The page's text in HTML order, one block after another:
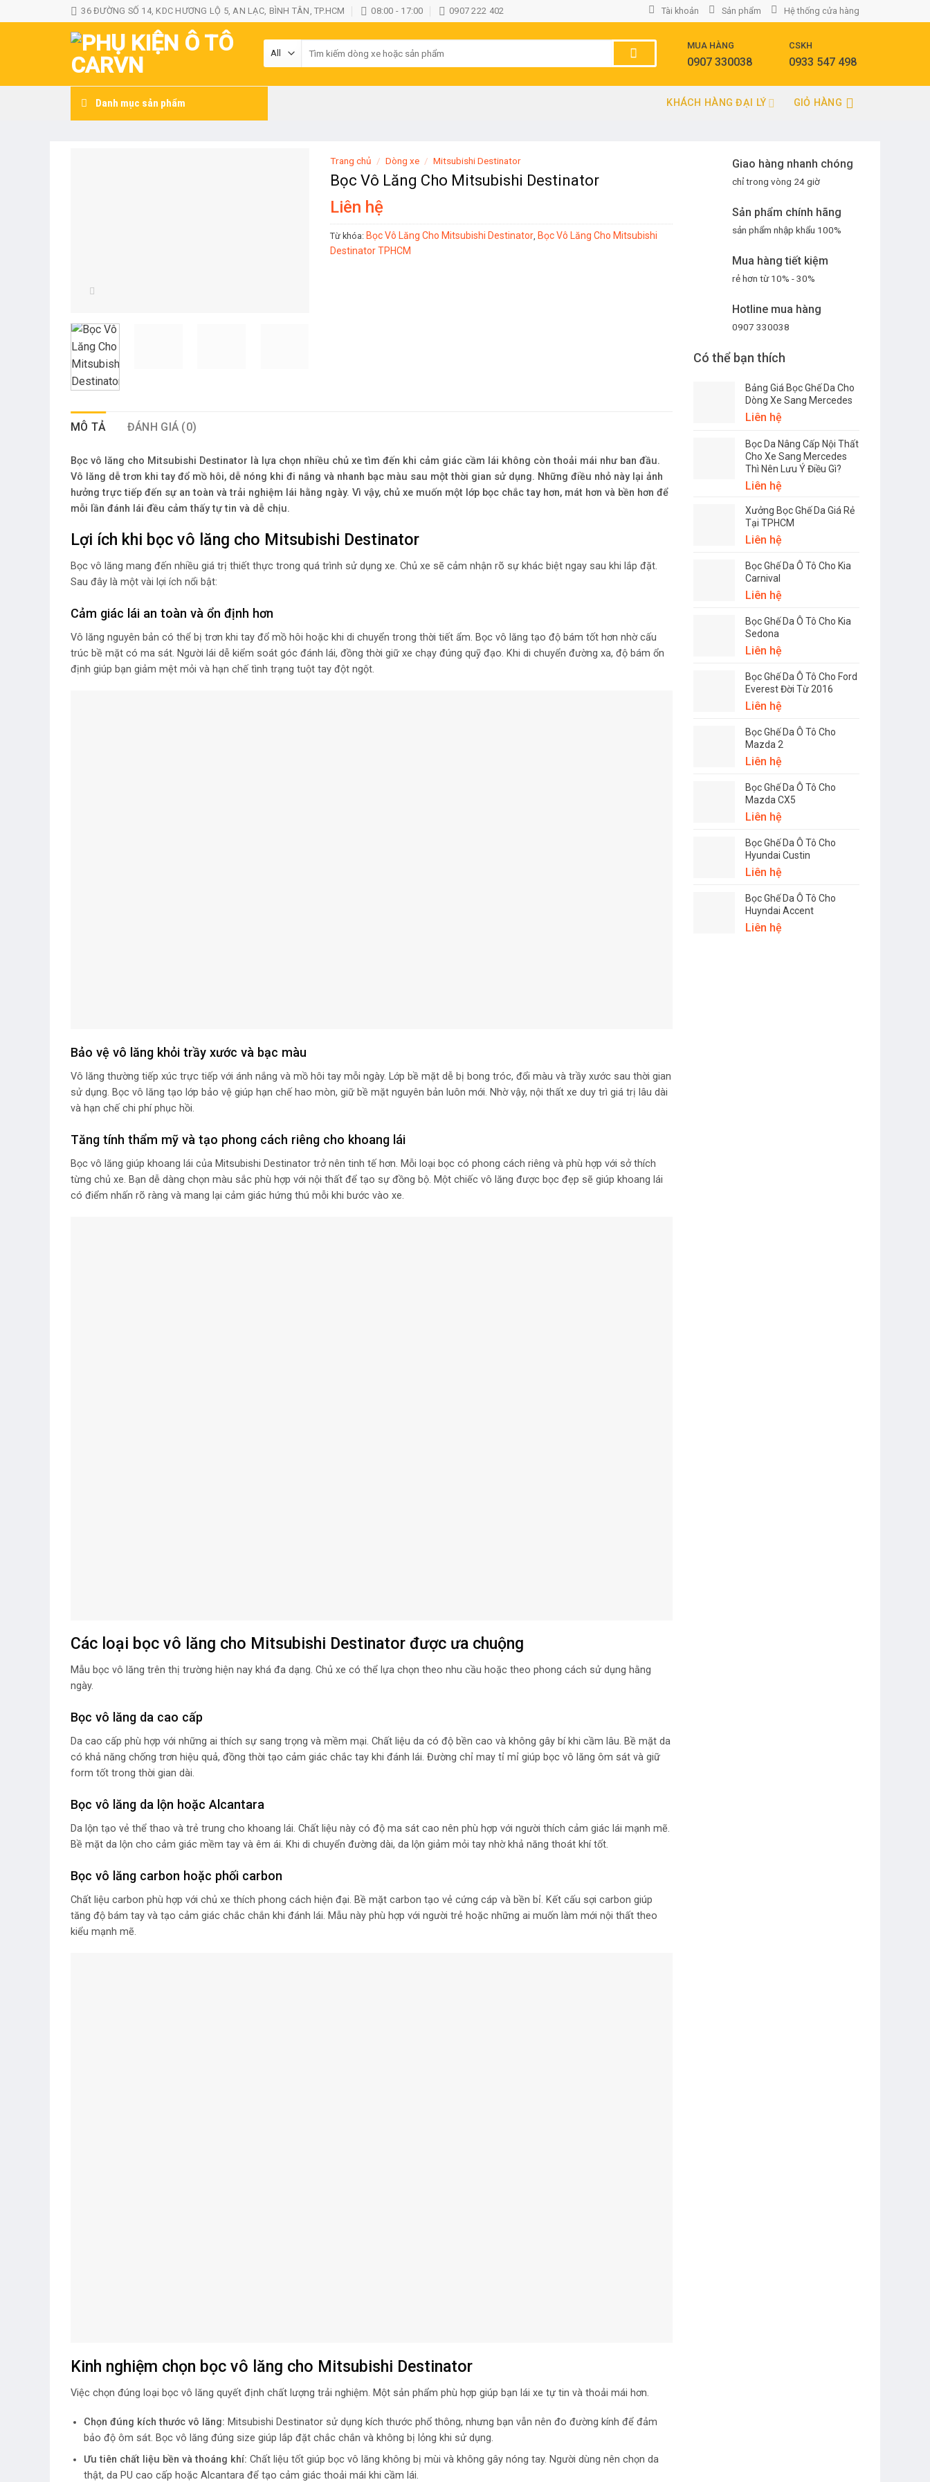
to
36 ĐƯỜNG SỐ 14, KDC HƯƠNG LỘ 5, AN LẠC, BÌNH TÂN, TP.HCM 08:00 - 17:00 0907 222 402 Tài khoản Sản phẩm Hệ thống cửa hàng
MUA HÀNG
0907 330038
CSKH
0933 547 498
Danh mục sản phẩm KHÁCH HÀNG ĐẠI LÝ GIỎ HÀNG
Giao hàng nhanh chóng
chỉ trong vòng 24 giờ
Sản phẩm chính hãng
sản phẩm nhập khẩu 100%
Mua hàng tiết kiệm
rẻ hơn từ 10% - 30%
Hotline mua hàng
0907 330038
Có thể bạn thích
Bảng Giá Bọc Ghế Da Cho
Dòng Xe Sang Mercedes
Liên hệ
Bọc Da Nâng Cấp Nội Thất
Cho Xe Sang Mercedes
Thì Nên Lưu Ý Điều Gì?
Liên hệ
Xưởng Bọc Ghế Da Giá Rẻ
Tại TPHCM
Liên hệ
Bọc Ghế Da Ô Tô Cho Kia
Carnival
Liên hệ
Bọc Ghế Da Ô Tô Cho Kia
Sedona
Liên hệ
Bọc Ghế Da Ô Tô Cho Ford
Everest Đời Từ 2016
Liên hệ
Bọc Ghế Da Ô Tô Cho
Mazda 2
Liên hệ
Bọc Ghế Da Ô Tô Cho
Mazda CX5
Liên hệ
Bọc Ghế Da Ô Tô Cho
Hyundai Custin
Liên hệ
Bọc Ghế Da Ô Tô Cho
Huyndai Accent
Liên hệ
Trang chủ / Dòng xe / Mitsubishi Destinator
Bọc Vô Lăng Cho Mitsubishi Destinator
Liên hệ
Từ khóa: Bọc Vô Lăng Cho Mitsubishi Destinator Bọc Vô Lăng Cho Mitsubishi
Destinator TPHCM
MÔ TẢ ĐÁNH GIÁ (0)
Bọc vô lăng cho Mitsubishi Destinator là lựa chọn nhiều chủ xe tìm đến khi cảm giác cầm lái không còn thoải mái như ban đầu.
Vô lăng dễ trơn khi tay đổ mồ hôi, dễ nóng khi đi nắng và nhanh bạc màu sau một thời gian sử dụng. Những điều nhỏ này lại ảnh
hưởng trực tiếp đến sự an toàn và trải nghiệm lái hằng ngày. Vì vậy, chủ xe muốn một lớp bọc chắc tay hơn, mát hơn và bền hơn để
mỗi lần đánh lái đều cảm thấy tự tin và dễ chịu.
Lợi ích khi bọc vô lăng cho Mitsubishi Destinator
Bọc vô lăng mang đến nhiều giá trị thiết thực trong quá trình sử dụng xe. Chủ xe sẽ cảm nhận rõ sự khác biệt ngay sau khi lắp đặt.
Sau đây là một vài lợi ích nổi bật:
Cảm giác lái an toàn và ổn định hơn
Vô lăng nguyên bản có thể bị trơn khi tay đổ mồ hôi hoặc khi di chuyển trong thời tiết ẩm. Bọc vô lăng tạo độ bám tốt hơn nhờ cấu
trúc bề mặt có ma sát. Người lái dễ kiểm soát góc đánh lái, đồng thời giữ xe chạy đúng quỹ đạo. Khi di chuyển đường xa, độ bám ổn
định giúp bạn giảm mệt mỏi và hạn chế tình trạng tuột tay đột ngột.
Bảo vệ vô lăng khỏi trầy xước và bạc màu
Vô lăng thường tiếp xúc trực tiếp với ánh nắng và mồ hôi tay mỗi ngày. Lớp bề mặt dễ bị bong tróc, đổi màu và trầy xước sau thời gian
sử dụng. Bọc vô lăng tạo lớp bảo vệ giúp hạn chế hao mòn, giữ bề mặt nguyên bản luôn mới. Nhờ vậy, nội thất xe duy trì giá trị lâu dài
và hạn chế chi phí phục hồi.
Tăng tính thẩm mỹ và tạo phong cách riêng cho khoang lái
Bọc vô lăng giúp khoang lái của Mitsubishi Destinator trở nên tinh tế hơn. Mỗi loại bọc có phong cách riêng và phù hợp với sở thích
từng chủ xe. Bạn dễ dàng chọn màu sắc phù hợp với nội thất để tạo sự đồng bộ. Một chiếc vô lăng được bọc đẹp sẽ giúp khoang lái
có điểm nhấn rõ ràng và mang lại cảm giác hứng thú mỗi khi bước vào xe.
Các loại bọc vô lăng cho Mitsubishi Destinator được ưa chuộng
Mẫu bọc vô lăng trên thị trường hiện nay khá đa dạng. Chủ xe có thể lựa chọn theo nhu cầu hoặc theo phong cách sử dụng hằng
ngày.
Bọc vô lăng da cao cấp
Da cao cấp phù hợp với những ai thích sự sang trọng và mềm mại. Chất liệu da có độ bền cao và không gây bí khi cầm lâu. Bề mặt da
có khả năng chống trơn hiệu quả, đồng thời tạo cảm giác chắc tay khi đánh lái. Đường chỉ may tỉ mỉ giúp bọc vô lăng ôm sát và giữ
form tốt trong thời gian dài.
Bọc vô lăng da lộn hoặc Alcantara
Da lộn tạo vẻ thể thao và trẻ trung cho khoang lái. Chất liệu này có độ ma sát cao nên phù hợp với người thích cảm giác lái mạnh mẽ.
Bề mặt da lộn cho cảm giác mềm tay và êm ái. Khi di chuyển đường dài, da lộn giảm mỏi tay nhờ khả năng thoát khí tốt.
Bọc vô lăng carbon hoặc phối carbon
Chất liệu carbon phù hợp với chủ xe thích phong cách hiện đại. Bề mặt carbon tạo vẻ cứng cáp và bền bỉ. Kết cấu sợi carbon giúp
tăng độ bám tay và tạo cảm giác chắc chắn khi đánh lái. Mẫu này phù hợp với người trẻ hoặc những ai muốn làm mới nội thất theo
kiểu mạnh mẽ.
Kinh nghiệm chọn bọc vô lăng cho Mitsubishi Destinator
Việc chọn đúng loại bọc vô lăng quyết định chất lượng trải nghiệm. Một sản phẩm phù hợp giúp bạn lái xe tự tin và thoải mái hơn.
Chọn đúng kích thước vô lăng: Mitsubishi Destinator sử dụng kích thước phổ thông, nhưng bạn vẫn nên đo đường kính để đảm
bảo độ ôm sát. Bọc vô lăng đúng size giúp lắp đặt chắc chắn và không bị lỏng khi sử dụng.
Ưu tiên chất liệu bền và thoáng khí: Chất liệu tốt giúp bọc vô lăng không bị mùi và không gây nóng tay. Người dùng nên chọn da
thật, da PU cao cấp hoặc Alcantara để tạo cảm giác thoải mái khi cầm lái.